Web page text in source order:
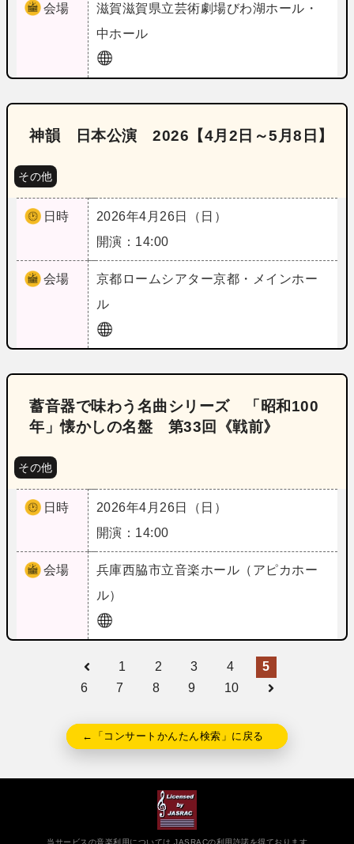
会場 滋賀滋賀県立芸術劇場びわ湖ホール・
中ホール
神韻 日本公演 2026【4月2日～5月8日】
その他
日時
2026年4月26日（日）
開演：14:00
会場 京都 ロームシアター京都・メインホー
ル
蓄音器で味わう名曲シリーズ 「昭和100
年」懐かしの名盤 第33回《戦前》
その他
日時
2026年4月26日（日）
開演：14:00
会場 兵庫西脇市立音楽ホール（アピカホー
ル）
1 2 3 4
5
6
7 8 9 10
←「コンサートかんたん検索」に戻る